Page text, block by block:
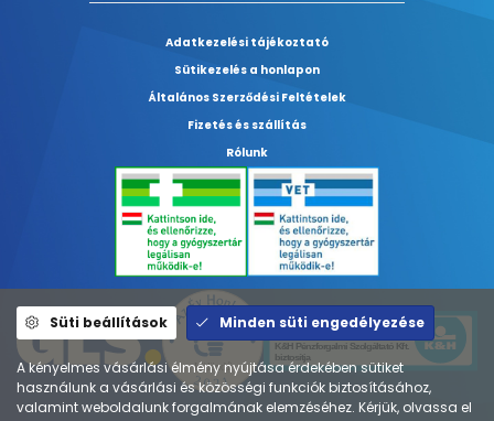
Adatkezelési tájékoztató
Sütikezelés a honlapon
Általános Szerződési Feltételek
Fizetés és szállítás
Rólunk
Süti beállítások Minden süti engedélyezése
A kényelmes vásárlási élmény nyújtása érdekében sütiket
használunk a vásárlási és közösségi funkciók biztosításához,
valamint weboldalunk forgalmának elemzéséhez. Kérjük, olvassa el